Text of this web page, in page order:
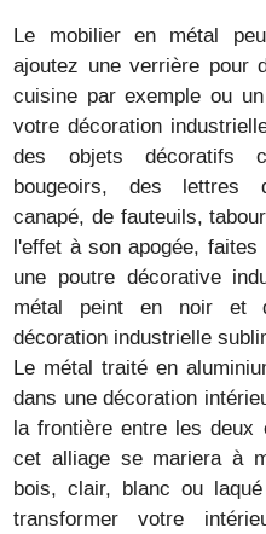
Le mobilier en métal
ajoutez une verrière pour
cuisine par exemple ou
votre décoration
des objets décoratifs
bougeoirs, des lettres
canapé, de fauteuils,
l'effet à son apogée,
une poutre décorative
métal peint en noir et
décoration industrielle
Le métal traité en
dans une décoration
la frontière entre les deux
cet alliage se mariera à
bois, clair, blanc ou
transformer votre